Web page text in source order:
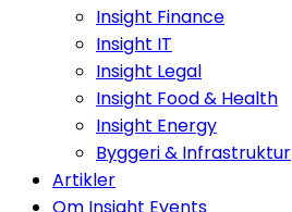
Insight Finance
Insight IT
Insight Legal
Insight Food & Health
Insight Energy
Byggeri & Infrastruktur
Artikler